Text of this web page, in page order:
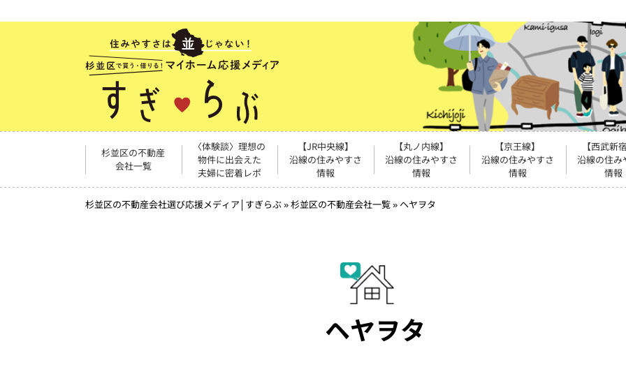
杉並区の不動産
会社一覧
〈体験談〉理想の
物件に出会えた
夫婦に密着レポ
【JR中央線】
沿線の住みやすさ
情報
【丸ノ内線】
沿線の住みやすさ
情報
【京王線】
沿線の住みやすさ
情報
【西武新
沿線の住み
情報
杉並区の不動産会社選び応援メディア│すぎらぶ»杉並区の不動産会社一覧» ヘヤヲタ
ヘヤヲタ